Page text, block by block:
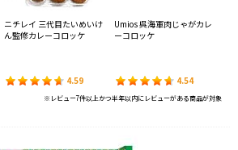
ニチレイ 三代目たいめいけ
ん監修カレーコロッケ
4.59
Umios 呉海軍肉じゃがカレ
ーコロッケ
4.54
※レビュー7件以上かつ半年以内にレビューがある商品が対象